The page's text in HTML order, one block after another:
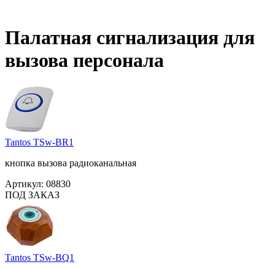
Палатная сигнализация для
вызова персонала
Tantos TSw-BR1
кнопка вызова радиоканальная
Артикул: 08830
ПОД ЗАКАЗ
Tantos TSw-BQ1